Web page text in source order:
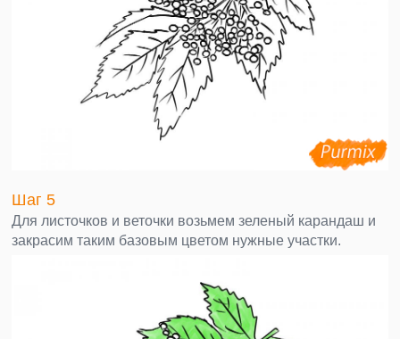
Шаг 5
Для листочков и веточки возьмем зеленый карандаш и
закрасим таким базовым цветом нужные участки.